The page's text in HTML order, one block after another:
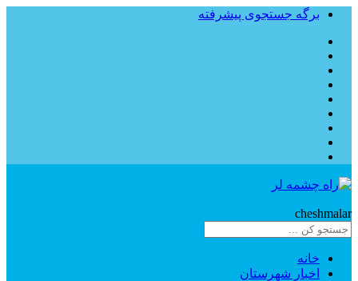
برگه جستجوی پیشرفته
cheshmalar
خانه
اخبار شهرستان